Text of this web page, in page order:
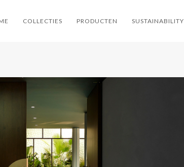
COLLECTIES PRODUCTEN SUSTAINABILITY